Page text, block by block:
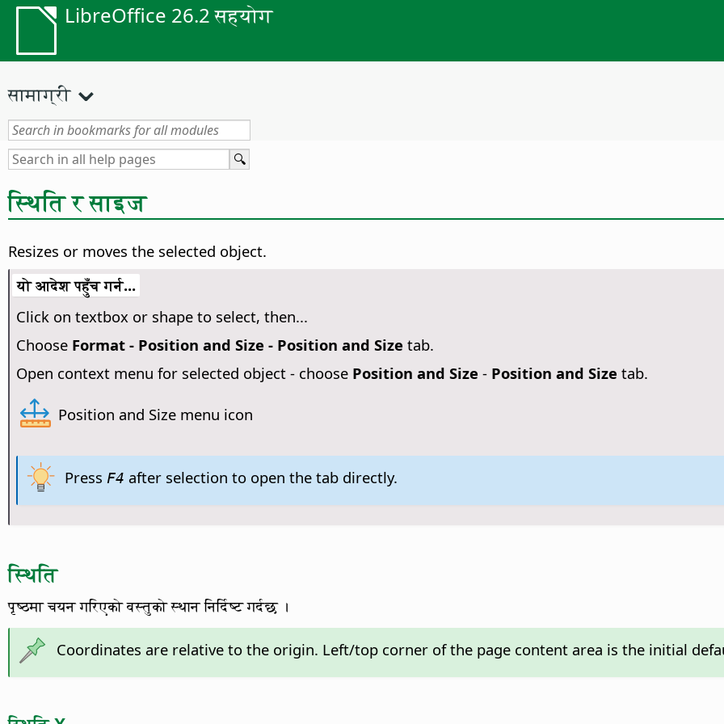
LibreOffice 26.2 सहयोग
सामाग्री
स्थिति र साइज
Resizes or moves the selected object.
यो आदेश पहुँच गर्न...
Click on textbox or shape to select, then...
Choose Format - Position and Size - Position and Size tab.
Open context menu for selected object - choose Position and Size - Position and Size tab.
Position and Size menu icon
Press F4 after selection to open the tab directly.
स्थिति
पृष्ठमा चयन गरिएको वस्तुको स्थान निर्दिष्ट गर्दछ ।
Coordinates are relative to the origin. Left/top corner of the page content area is the initial